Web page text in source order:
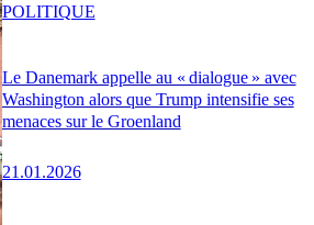
Le Danemark appelle au « dialogue » avec
Washington alors que Trump intensifie ses
menaces sur le Groenland
21.01.2026
POLITIQUE